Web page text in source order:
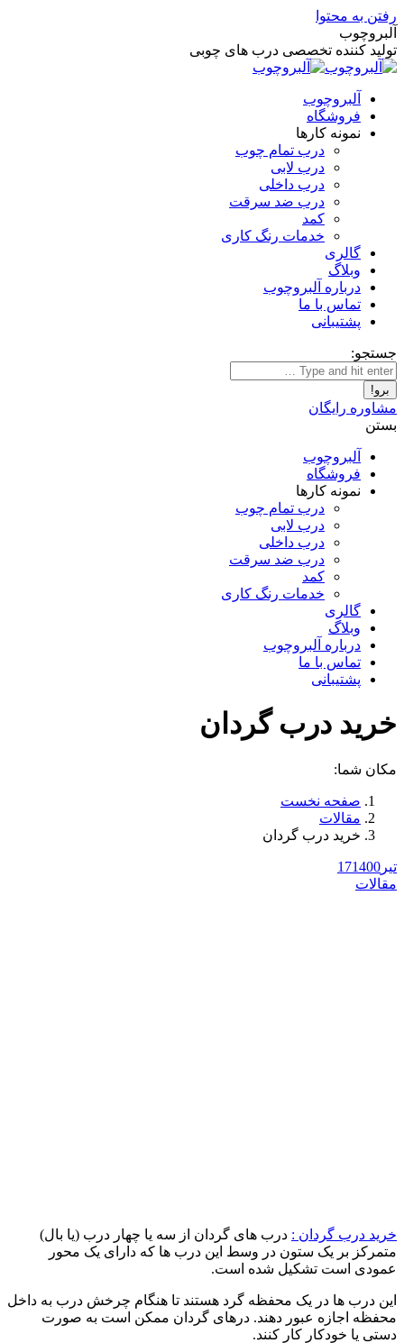
رفتن به محتوا
آلبروچوب
تولید کننده تخصصی درب های چوبی
آلبروچوب
فروشگاه
نمونه کارها
درب تمام چوب
درب لابی
درب داخلی
درب ضد سرقت
کمد
خدمات رنگ کاری
گالری
وبلاگ
درباره آلبروچوب
تماس با ما
پشتیبانی
جستجو:
مشاوره رایگان
بستن
آلبروچوب
فروشگاه
نمونه کارها
درب تمام چوب
درب لابی
درب داخلی
درب ضد سرقت
کمد
خدمات رنگ کاری
گالری
وبلاگ
درباره آلبروچوب
تماس با ما
پشتیبانی
خرید درب گردان
مکان شما:
صفحه نخست
مقالات
خرید درب گردان
تیر 171400
مقالات
خرید درب گردان : درب های گردان از سه یا چهار درب (یا بال)
متمرکز بر یک ستون در وسط این درب ها که دارای یک محور
عمودی است تشکیل شده است.
این درب ها در یک محفظه گرد هستند تا هنگام چرخش درب به داخل
محفظه اجازه عبور دهند. درهای گردان ممکن است به صورت
دستی یا خودکار کار کنند.